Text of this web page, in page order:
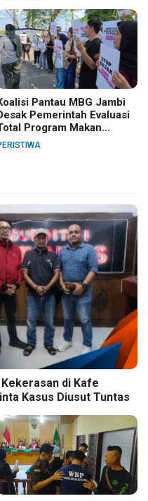
Pantau MBG Jambi
Pemerintah Evaluasi
Program Makan
Gratis
di Kafe
Kasus Diusut Tuntas